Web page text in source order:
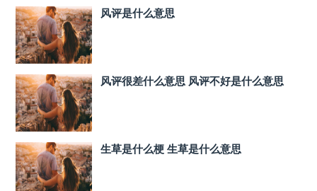
风评是什么意思
风评很差什么意思 风评不好是什么意思
生草是什么梗 生草是什么意思